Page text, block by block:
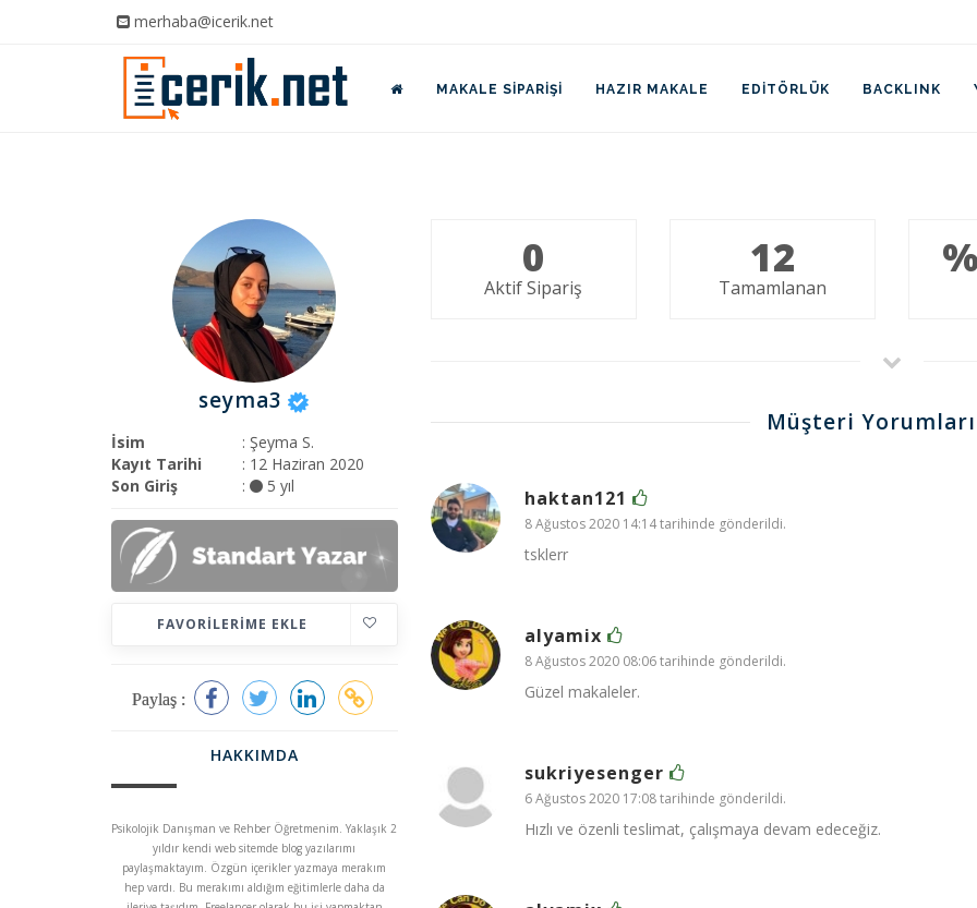
merhaba@icerik.net
MAKALE SIPARIŞI HAZIR MAKALE EDITÖRLÜK BACKLINK
seyma3
İsim
: Şeyma S.
Kayıt Tarihi
: 12 Haziran 2020
Son Giriş
: 5 yıl
FAVORILERIME EKLE
Paylaş :
HAKKIMDA
Psikolojik Danışman ve Rehber Öğretmenim. Yaklaşık 2
yıldır kendi web sitemde blog yazılarımı
paylaşmaktayım. Özgün içerikler yazmaya merakım
hep vardı. Bu merakımı aldığım eğitimlerle daha da
0
Aktif Sipariş
12
Tamamlanan
Müşteri Yorumları
haktan121
8 Ağustos 2020 14:14 tarihinde gönderildi.
tsklerr
alyamix
8 Ağustos 2020 08:06 tarihinde gönderildi.
Güzel makaleler.
sukriyesenger
6 Ağustos 2020 17:08 tarihinde gönderildi.
Hızlı ve özenli teslimat, çalışmaya devam edeceğiz.